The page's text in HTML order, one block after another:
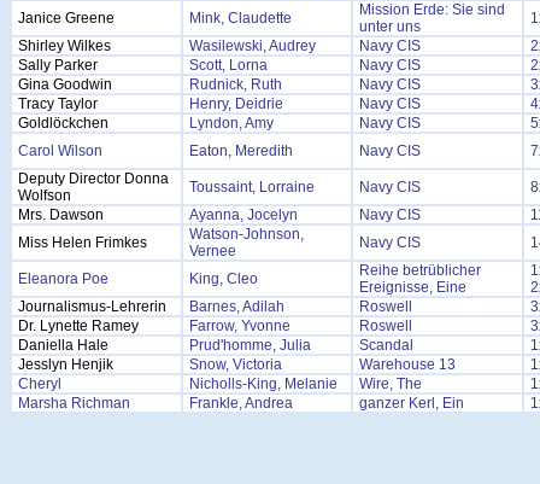
Janice Greene Mink, Claudette
Mission Erde: Sie sind
unter uns
Shirley Wilkes
Wasilewski, Audrey Navy CIS
Sally Parker
Scott, Lorna Navy CIS
Gina Goodwin
Rudnick, Ruth Navy CIS
Tracy Taylor
Henry, Deidrie Navy CIS
Goldlöckchen
Lyndon, Amy Navy CIS
Carol Wilson
Eaton, Meredith Navy CIS
Deputy Director Donna
Wolfson
Toussaint, Lorraine Navy CIS
Mrs. Dawson
Ayanna, Jocelyn Navy CIS
Miss Helen Frimkes
Watson-Johnson,
Vernee
Navy CIS
Eleanora Poe King, Cleo
Reihe betrüblicher
Ereignisse, Eine
Journalismus-Lehrerin
Barnes, Adilah Roswell
Dr. Lynette Ramey
Farrow, Yvonne Roswell
Daniella Hale
Prud'homme, Julia Scandal
Jesslyn Henjik
Snow, Victoria Warehouse 13
Cheryl
Nicholls-King, Melanie Wire, The
Marsha Richman
Frankle, Andrea ganzer Kerl, Ein